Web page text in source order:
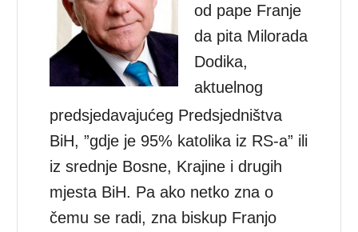
od pape Franje
da pita Milorada
Dodika,
aktuelnog
predsjedavajućeg Predsjedništva
BiH, ”gdje je 95% katolika iz RS-a” ili
iz srednje Bosne, Krajine i drugih
mjesta BiH. Pa ako netko zna o
čemu se radi, zna biskup Franjo